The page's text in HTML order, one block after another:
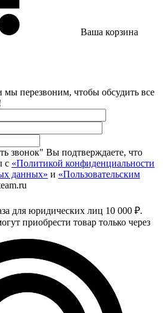
Ваша корзина
перезвоним, чтобы обсудить все
звонок" Вы подтверждаете, что
с «Политикой конфиденциальности
данных» и «Пользовательским
для юридических лиц 10 000 ₽.
приобрести товар только через